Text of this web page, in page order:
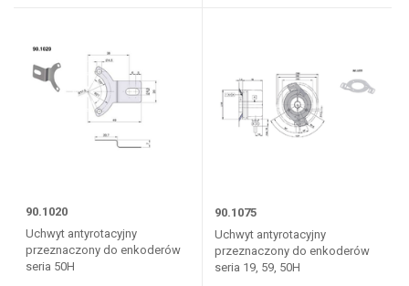
90.1020
Uchwyt antyrotacyjny
przeznaczony do enkoderów
seria 50H
90.1075
Uchwyt antyrotacyjny
przeznaczony do enkoderów
seria 19, 59, 50H